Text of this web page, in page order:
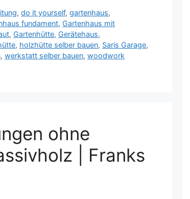
,do it yourself,gartenhaus,
fundament, Gartenhaus mit
, Gartenhütte, Gerätehaus,
, holzhütte selber bauen, Saris Garage,
, werkstatt selber bauen, woodwork
ohne
| Franks